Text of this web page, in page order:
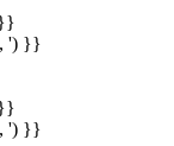
') }}
') }}